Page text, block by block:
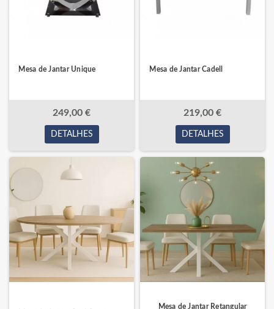
Mesa de Jantar Unique
249,00 €
DETALHES
Mesa de Jantar Cadell
219,00 €
DETALHES
Mesa de Jantar Retangular